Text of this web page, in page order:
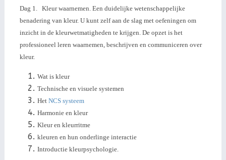
Dag 1. Kleur waarnemen. Een duidelijke wetenschappelijke
benadering van kleur. U kunt zelf aan de slag met oefeningen om
inzicht in de kleurwetmatigheden te krijgen. De opzet is het
professioneel leren waarnemen, beschrijven en communiceren over
kleur.
Wat is kleur
Technische en visuele systemen
Het NCS systeem
Harmonie en kleur
Kleur en kleurritme
kleuren en hun onderlinge interactie
Introductie kleurpsychologie.